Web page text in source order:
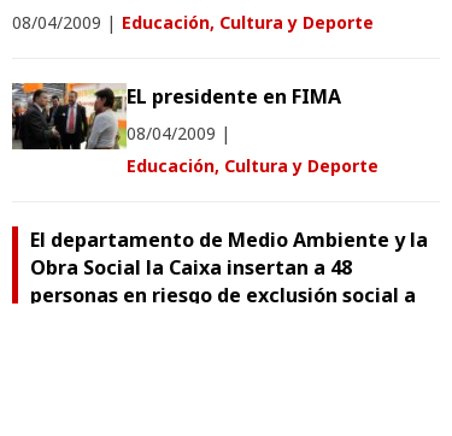
08/04/2009 | Educación, Cultura y Deporte
EL presidente en FIMA
08/04/2009 |
Educación, Cultura y Deporte
El departamento de Medio Ambiente y la
Obra Social la Caixa insertan a 48
personas en riesgo de exclusión social a